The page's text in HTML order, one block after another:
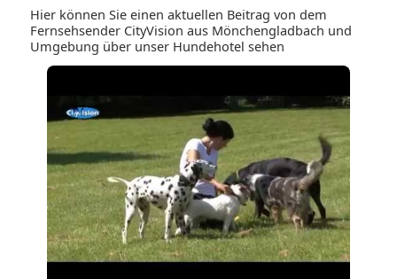
Hier können Sie einen aktuellen Beitrag von dem
Fernsehsender CityVision aus Mönchengladbach und
Umgebung über unser Hundehotel sehen